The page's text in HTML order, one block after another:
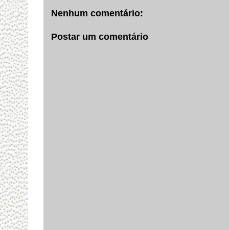
Nenhum comentário:
Postar um comentário